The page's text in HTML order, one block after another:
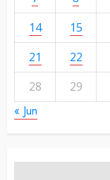
14
15
21
22
28
29
« Jun